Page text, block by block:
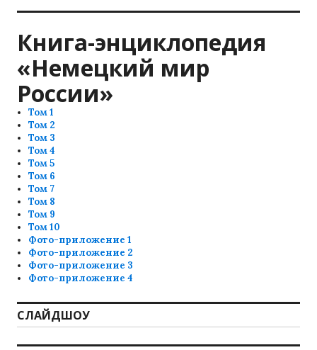
Книга-энциклопедия
«Немецкий мир
России»
Том 1
Том 2
Том 3
Том 4
Том 5
Том 6
Том 7
Том 8
Том 9
Том 10
Фото-приложение 1
Фото-приложение 2
Фото-приложение 3
Фото-приложение 4
СЛАЙДШОУ